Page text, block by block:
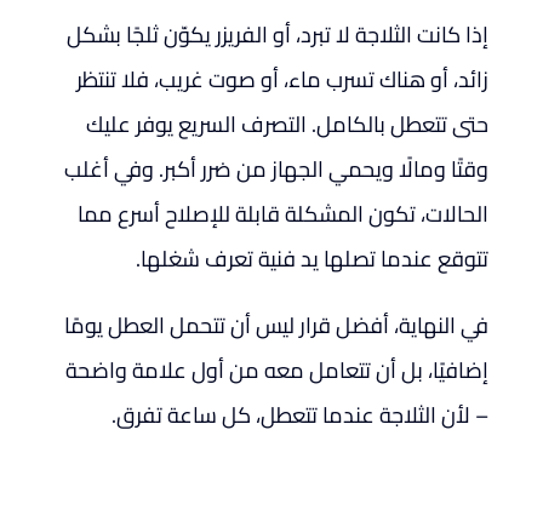
إذا كانت الثلاجة لا تبرد، أو الفريزر يكوّن ثلجًا بشكل
زائد، أو هناك تسرب ماء، أو صوت غريب، فلا تنتظر
حتى تتعطل بالكامل. التصرف السريع يوفر عليك
وقتًا ومالًا ويحمي الجهاز من ضرر أكبر. وفي أغلب
الحالات، تكون المشكلة قابلة للإصلاح أسرع مما
تتوقع عندما تصلها يد فنية تعرف شغلها.
في النهاية، أفضل قرار ليس أن تتحمل العطل يومًا
إضافيًا، بل أن تتعامل معه من أول علامة واضحة
– لأن الثلاجة عندما تتعطل، كل ساعة تفرق.